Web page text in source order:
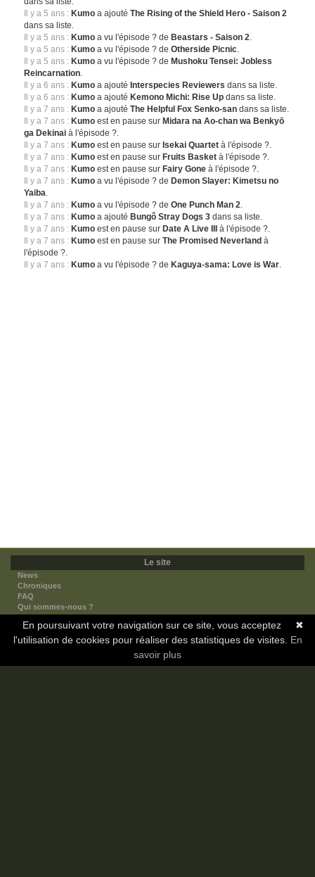
Il y a 5 ans : Kumo a ajoutéThe Rising of the Shield Hero - Saison 2
dans sa liste.
Il y a 5 ans : Kumo a vu l'épisode ? de Beastars - Saison 2.
Il y a 5 ans : Kumo a vu l'épisode ? deOtherside Picnic.
Il y a 5 ans : Kumo a vu l'épisode ? de Mushoku Tensei: Jobless
Reincarnation.
Il y a 6 ans : Kumo a ajouté Interspecies Reviewers dans sa liste.
Il y a 6 ans : Kumo a ajouté Kemono Michi: Rise Up dans sa liste.
Il y a 7 ans : Kumo a ajoutéThe Helpful Fox Senko-san dans sa liste.
Il y a 7 ans : Kumo est en pause sur Midara na Ao-chan wa Benkyō
ga Dekinai à l'épisode ?.
Il y a 7 ans : Kumo est en pause sur Isekai Quartet à l'épisode ?.
Il y a 7 ans : Kumo est en pause sur Fruits Basket à l'épisode ?.
Il y a 7 ans : Kumo est en pause sur Fairy Gone à l'épisode ?.
Il y a 7 ans : Kumo a vu l'épisode ? de Demon Slayer: Kimetsu no
Yaiba.
Il y a 7 ans : Kumo a vu l'épisode ? deOne Punch Man 2.
Il y a 7 ans : Kumo a ajouté Bungô Stray Dogs 3 dans sa liste.
Il y a 7 ans : Kumo est en pause sur Date A Live III
à l'épisode ?.
Il y a 7 ans : Kumo est en pause surThe Promised Neverland à
l'épisode ?.
Il y a 7 ans : Kumo a vu l'épisode ? de Kaguya-sama: Love is War.
Le site
News
Chroniques
FAQ
Qui sommes-nous ?
Nos partenaires
Faites-nous connaitre
Nous contacter
✖
En poursuivant votre navigation sur ce site, vous acceptez
l'utilisation de cookies pour réaliser des statistiques de visites. En
savoir plus